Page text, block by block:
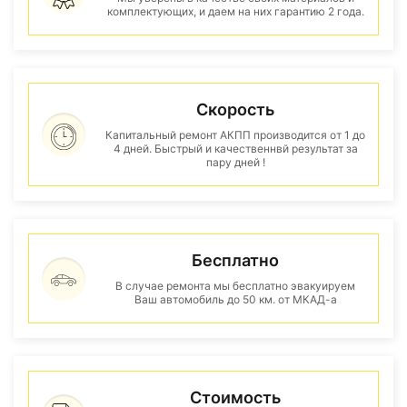
комплектующих, и даем на них гарантию 2 года.
Скорость
Капитальный ремонт АКПП производится от 1 до
4 дней. Быстрый и качественнвй результат за
пару дней !
Бесплатно
В случае ремонта мы бесплатно эвакуируем
Ваш автомобиль до 50 км. от МКАД-а
Стоимость